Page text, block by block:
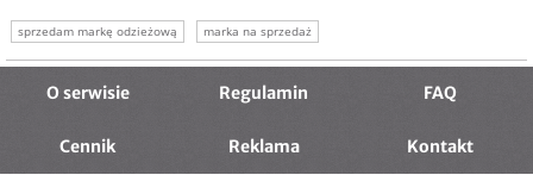
sprzedam markę odzieżową marka na sprzedaż
O serwisie Regulamin FAQ
Cennik Reklama Kontakt